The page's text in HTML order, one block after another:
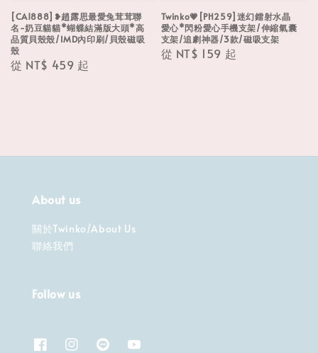
[CA1888]❥趙露思最愛兔茸茸聯
名-奶豆貓貓*蝴蝶結滿版大頭*高
品質貝殼殼/IMD內印刷/貝殼磁吸
殼
Regular
從 NT$ 459 起
Twinko💗[PH259]迷幻鐳射水晶
愛心*閃粉愛心手機支架/伸縮氣囊
支架/追劇神器/3款/磁吸支架
Regular
從 NT$ 159 起
About us
關於Twinko/About Us
聯絡我們
Follow us